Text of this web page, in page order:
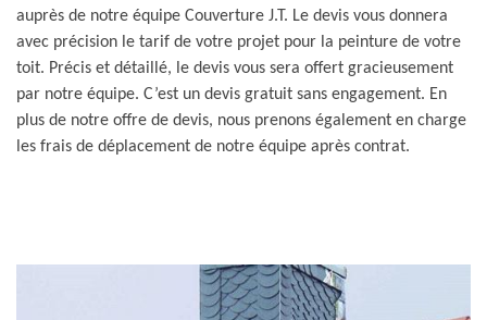
auprès de notre équipe Couverture J.T. Le devis vous donnera
avec précision le tarif de votre projet pour la peinture de votre
toit. Précis et détaillé, le devis vous sera offert gracieusement
par notre équipe. C’est un devis gratuit sans engagement. En
plus de notre offre de devis, nous prenons également en charge
les frais de déplacement de notre équipe après contrat.